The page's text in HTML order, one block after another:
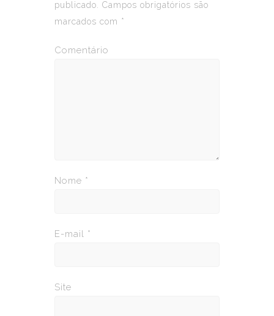
publicado.
Campos obrigatórios são
marcados com *
Comentário
Nome *
E-mail *
Site